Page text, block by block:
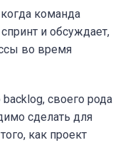
команда
и обсуждает,
во время
своего рода
сделать для
как проект